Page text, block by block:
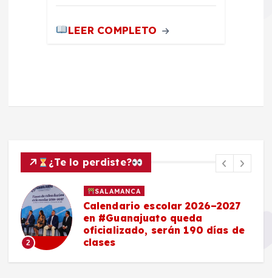
LEER COMPLETO
¿Te lo perdiste?
2
SALAMANCA
Calendario escolar 2026–2027
en #Guanajuato queda
oficializado, serán 190 días de
clases